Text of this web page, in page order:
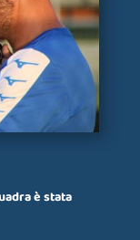
è stata